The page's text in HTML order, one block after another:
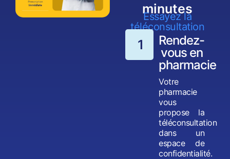
minutes
Essayez la
téléconsultation
1
Rendez-
vous en
pharmacie
Votre
pharmacie
vous
propose la
téléconsultation
dans un
espace de
confidentialité.